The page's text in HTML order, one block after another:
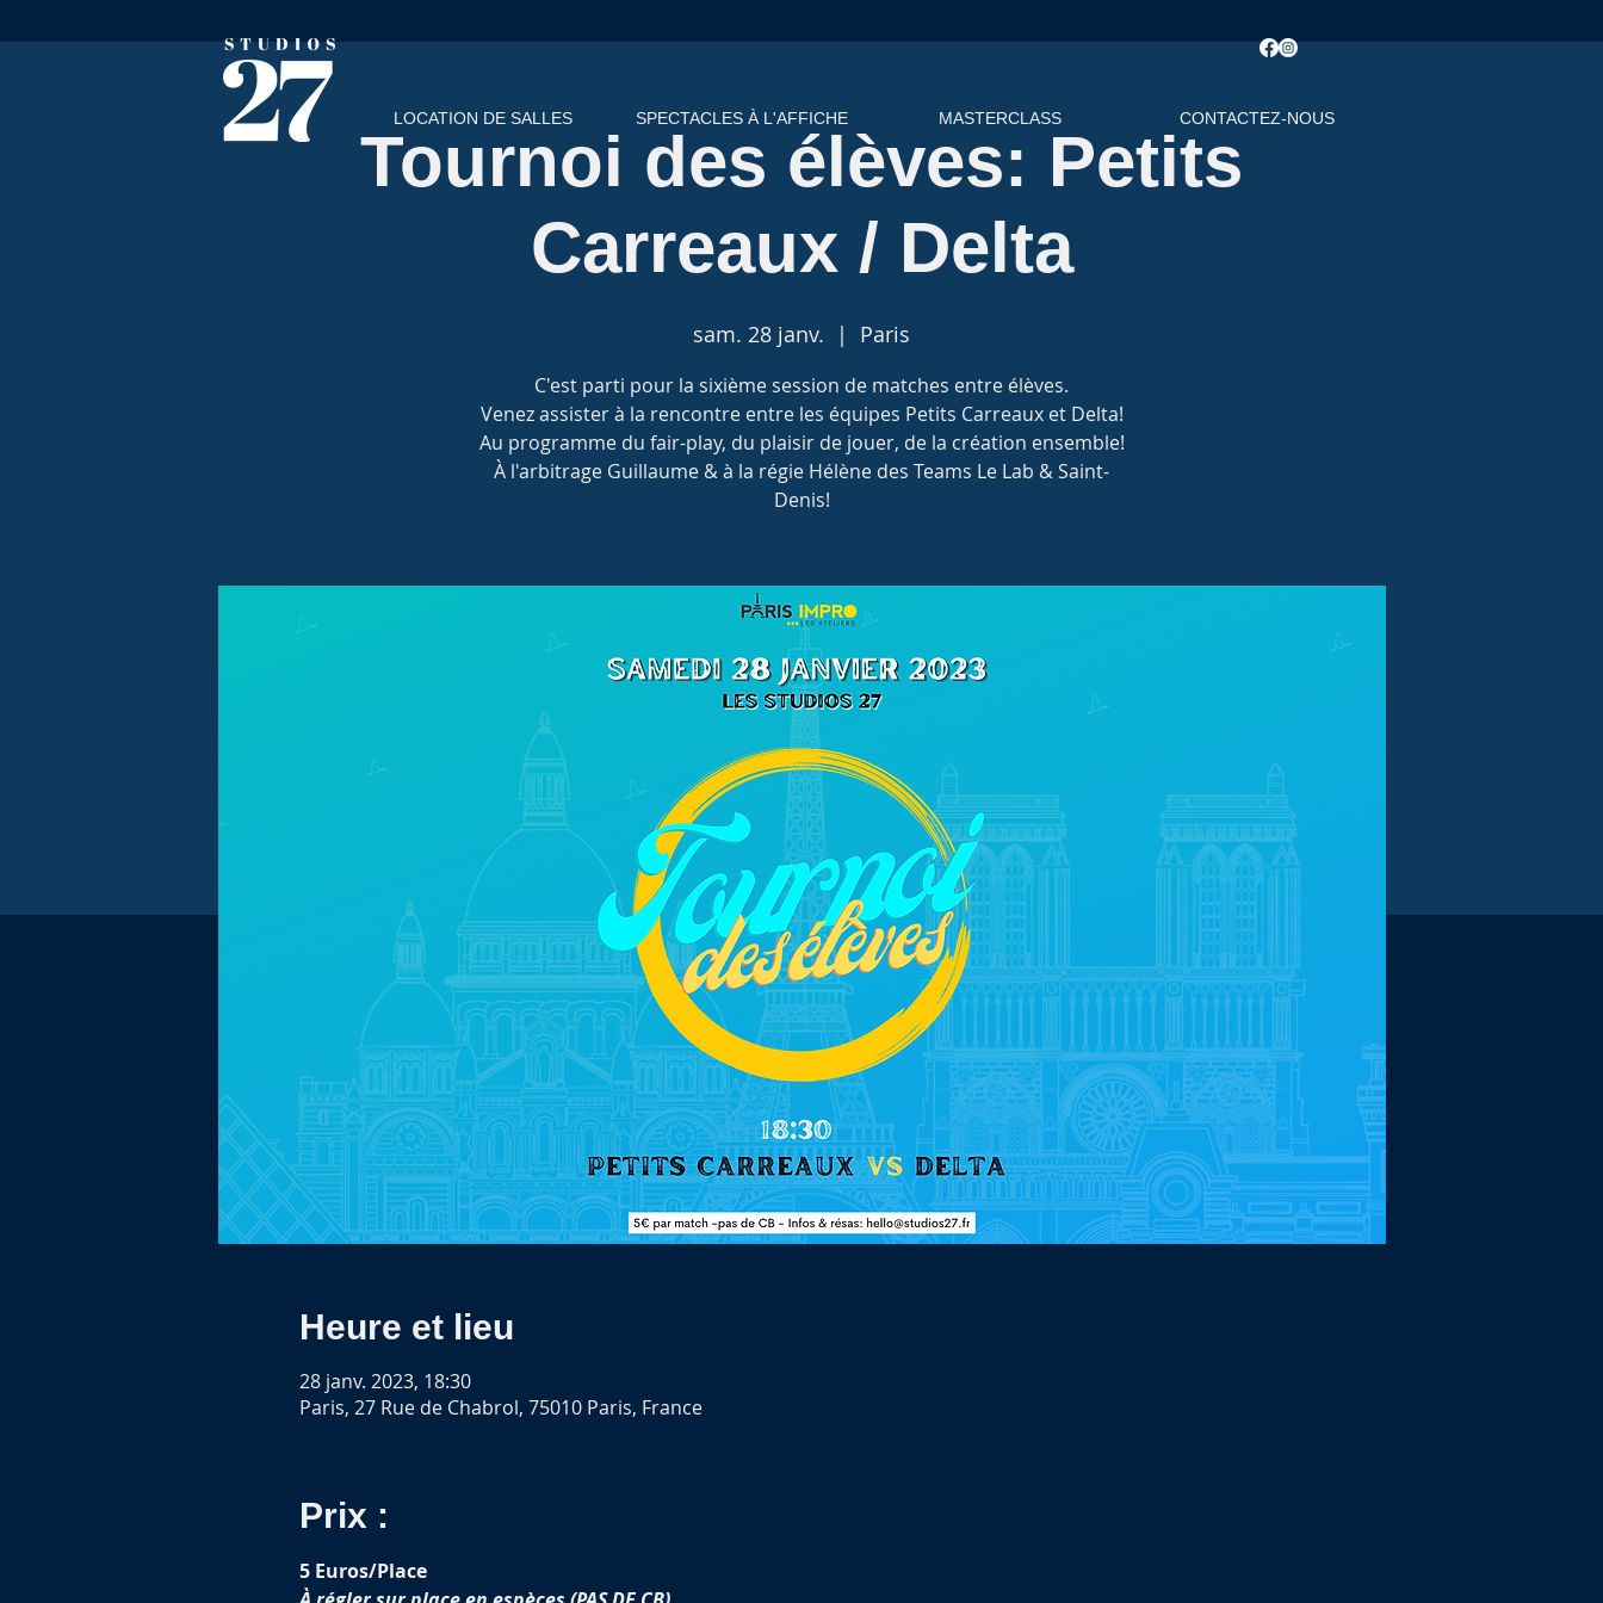
LOCATION DE SALLES SPECTACLES À L'AFFICHE MASTERCLASS CONTACTEZ-NOUS
Tournoi des élèves: Petits
Carreaux / Delta
sam. 28 janv.
  |
Paris
C'est parti pour la sixième session de matches entre élèves.
Venez assister à la rencontre entre les équipes Petits Carreaux et Delta!
Au programme du fair-play, du plaisir de jouer, de la création ensemble!
À l'arbitrage Guillaume & à la régie Hélène des Teams Le Lab & Saint-
Denis!
Heure et lieu
28 janv. 2023, 18:30
Paris, 27 Rue de Chabrol, 75010 Paris, France
Prix :
5 Euros/Place